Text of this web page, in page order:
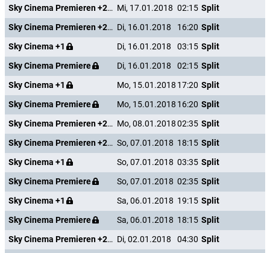
Sky Cinema Premieren +24 Mi, 17.01.2018 02:15 Split
Sky Cinema Premieren +24 Di, 16.01.2018 16:20 Split
Sky Cinema +1
Di, 16.01.2018 03:15 Split
Sky Cinema Premiere
Di, 16.01.2018 02:15 Split
Sky Cinema +1
Mo, 15.01.2018 17:20 Split
Sky Cinema Premiere
Mo, 15.01.2018 16:20 Split
Sky Cinema Premieren +24 Mo, 08.01.201802:35 Split
Sky Cinema Premieren +24 So, 07.01.2018 18:15 Split
Sky Cinema +1
So, 07.01.2018 03:35 Split
Sky Cinema Premiere
So, 07.01.2018 02:35 Split
Sky Cinema +1
Sa, 06.01.2018 19:15 Split
Sky Cinema Premiere
Sa, 06.01.2018 18:15 Split
Sky Cinema Premieren +24 Di, 02.01.2018 04:30 Split